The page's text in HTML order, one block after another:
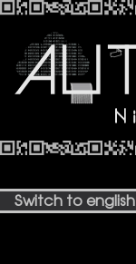
Start
Switch to english